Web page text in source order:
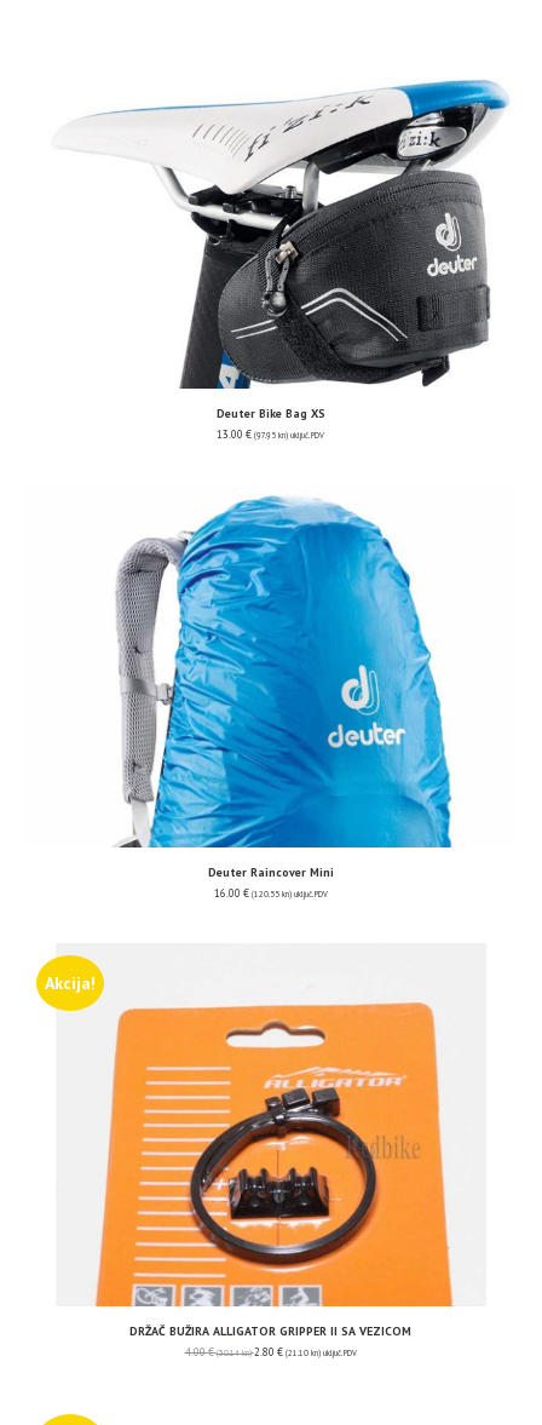
Deuter Bike Bag XS
13.00 € (97.95 kn) uključ. PDV
Deuter Raincover Mini
16.00 € (120.55 kn) uključ. PDV
Akcija!
DRŽAČ BUŽIRA ALLIGATOR GRIPPER II SA VEZICOM
4.00€ (30.14 kn) 2.80 € (21.10 kn) uključ. PDV